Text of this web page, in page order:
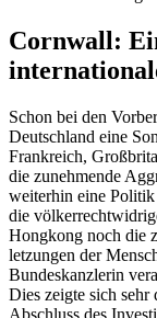
Cornwall:
Schon bei den
Deutschland eine
Frankreich,
die zunehmende
weiterhin eine Politik
die
Hongkong noch die
letzungen der
Bundeskanzlerin
Dies zeigte sich sehr
Abschluss des